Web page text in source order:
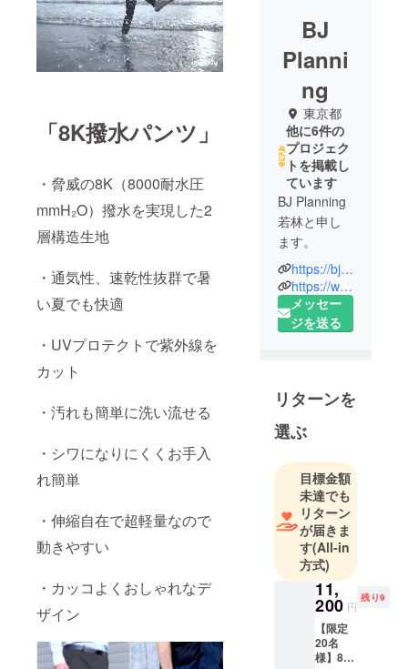
「8K撥水パンツ」
・脅威の8K（8000耐水圧
mmH₂O）撥水を実現した2
層構造生地
・通気性、速乾性抜群で暑
い夏でも快適
・UVプロテクトで紫外線を
カット
・汚れも簡単に洗い流せる
・シワになりにくくお手入
れ簡単
・伸縮自在で超軽量なので
動きやすい
・カッコよくおしゃれなデ
ザイン
BJ
Planni
ng
東京都
他に6件の
プロジェク
トを掲載し
ています
BJ Planning
若林と申し
ます。
弊社は輸入
雑貨の小売
＆卸売りを
「人と人、
企業と企業
を繋げま
す」を理念
に事業展開
をしていま
す。
海外の便利
な商品をお
届けするこ
とで、人と
人、企業と
企業を繋げ
る懸け橋に
https://bj-planning.jimdosite.com/
https://www.facebook.com/Bjplanning/?eid=ARAyzC9[8ZuNC0nH8EmFz1kCuZ_r3QsGHdep8AvsbCYZXKLuVGeVrPJeD8UqyTTlJ6G6pK63MBRNI_bTJ
メッセー
ジを送る
リターンを
選ぶ
目標金額
未達でも
リターン
が届きま
す(All-in
方式)
11,
200 円
残り9
【限定
20名
様】8K